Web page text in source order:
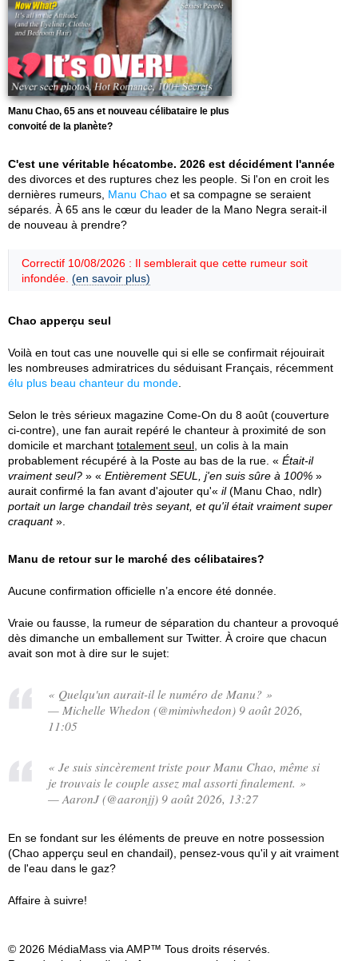
Manu Chao, 65 ans et nouveau célibataire le plus
convoité de la planète?
C'est une véritable hécatombe. 2026 est décidément l'année
des divorces et des ruptures chez les people. Si l'on en croit les
dernières rumeurs, Manu Chao et sa compagne se seraient
séparés. À 65 ans le cœur du leader de la Mano Negra serait-il
de nouveau à prendre?
Correctif 10/08/2026 : Il semblerait que cette rumeur soit
infondée. (en savoir plus)
Chao apperçu seul
Voilà en tout cas une nouvelle qui si elle se confirmait réjouirait
les nombreuses admiratrices du séduisant Français, récemment
élu plus beau chanteur du monde
Selon le très sérieux magazine Come-On du 8 août (couverture
ci-contre), une fan aurait repéré le chanteur à proximité de son
domicile et marchant totalement seul , un colis à la main
probablement récupéré à la Poste au bas de la rue. « Était-il
vraiment seul? » « Entièrement SEUL, j'en suis sûre à 100% »
aurait confirmé la fan avant d'ajouter qu'« il(Manu Chao, ndlr)
portait un large chandail très seyant, et qu'il était vraiment super
craquant».
Manu de retour sur le marché des célibataires?
Aucune confirmation officielle n’a encore été donnée.
Vraie ou fausse, la rumeur de séparation du chanteur a provoqué
dès dimanche un emballement sur Twitter. À croire que chacun
avait son mot à dire sur le sujet:
« Quelqu'un aurait-il le numéro de Manu? »
— Michelle Whedon (@mimiwhedon) 9 août 2026,
11:05
« Je suis sincèrement triste pour Manu Chao, même si
je trouvais le couple assez mal assorti finalement. »
— AaronJ (@aaronjj) 9 août 2026, 13:27
En se fondant sur les éléments de preuve en notre possession
(Chao apperçu seul en chandail), pensez-vous qu'il y ait vraiment
de l'eau dans le gaz?
Affaire à suivre!
© 2026 MédiaMass via AMP™ Tous droits réservés.